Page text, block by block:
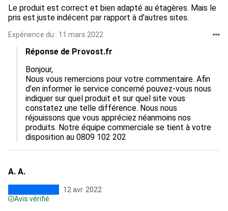
Le produit est correct et bien adapté au étagères. Mais le
pris est juste indécent par rapport à d'autres sites.
Expérience du : 11 mars 2022
Réponse de Provost.fr
Bonjour,
Nous vous remercions pour votre commentaire. Afin
d’en informer le service concerné pouvez-vous nous
indiquer sur quel produit et sur quel site vous
constatez une telle différence. Nous nous
réjouissons que vous appréciez néanmoins nos
produits. Notre équipe commerciale se tient à votre
disposition au 0809 102 202
A. A.
12 avr. 2022
Avis vérifié